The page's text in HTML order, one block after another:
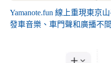
Yamanote.fun 線上重現東京
發車音樂、車門聲和廣播不